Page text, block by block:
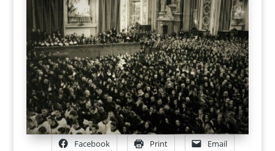
Facebook Print Email